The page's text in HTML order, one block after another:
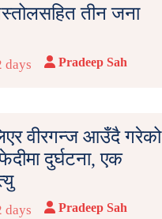
तीन जना
days Pradeep Sah
वीरगन्ज आउँदै गरेको
दुर्घटना, एक
days Pradeep Sah